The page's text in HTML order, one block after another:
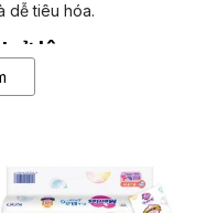
dễ tiêu hóa.
lên
1 tuổi trở lên, giúp bổ
hoặc chế biến thêm
món ăn vặt ngon miệng
cho trẻ nhỏ. Với thiết kế